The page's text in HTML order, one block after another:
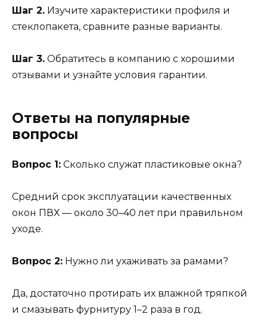
Шаг 2. Изучите характеристики профиля и
стеклопакета, сравните разные варианты.
Шаг 3. Обратитесь в компанию с хорошими
отзывами и узнайте условия гарантии.
Ответы на популярные
вопросы
Вопрос 1: Сколько служат пластиковые окна?
Средний срок эксплуатации качественных
окон ПВХ — около 30–40 лет при правильном
уходе.
Вопрос 2: Нужно ли ухаживать за рамами?
Да, достаточно протирать их влажной тряпкой
и смазывать фурнитуру 1–2 раза в год.